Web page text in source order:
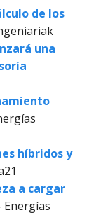
de los
una
híbridos y
a cargar
Energías